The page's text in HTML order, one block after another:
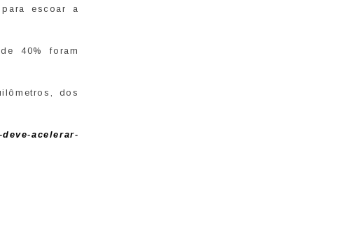
escoar a
40% foram
dos
acelerar-